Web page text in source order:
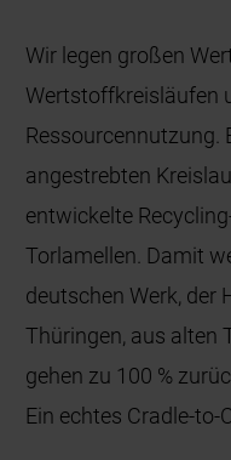
Wir legen großen
Wertstoffkreisläufen
Ressourcennutzung.
angestrebten
entwickelte
Torlamellen. Damit
deutschen Werk, der
Thüringen, aus alten
gehen zu 100 %
Ein echtes Cradle-to-